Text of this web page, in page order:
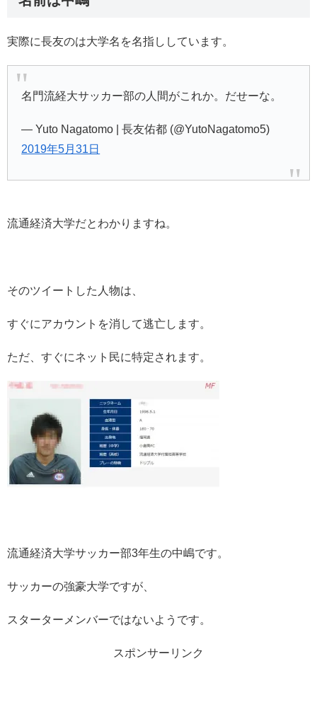
実際に長友のは大学名を名指ししています。
名門流経大サッカー部の人間がこれか。だせーな。
— Yuto Nagatomo | 長友佑都 (@YutoNagatomo5)
2019年5月31日
流通経済大学だとわかりますね。
そのツイートした人物は、
すぐにアカウントを消して逃亡します。
ただ、すぐにネット民に特定されます。
流通経済大学サッカー部3年生の中嶋です。
サッカーの強豪大学ですが、
スターターメンバーではないようです。
スポンサーリンク